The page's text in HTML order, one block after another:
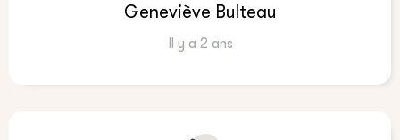
Geneviève Bulteau
Il y a 2 ans